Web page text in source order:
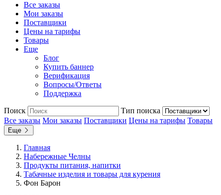
Все заказы
Мои заказы
Поставщики
Цены на тарифы
Товары
Еще
Блог
Купить баннер
Верификация
Вопросы/Ответы
Поддержка
Поиск
Тип поиска
Все заказы Мои заказы Поставщики Цены на тарифы Товары
Еще
Главная
Набережные Челны
Продукты питания, напитки
Табачные изделия и товары для курения
Фон Барон